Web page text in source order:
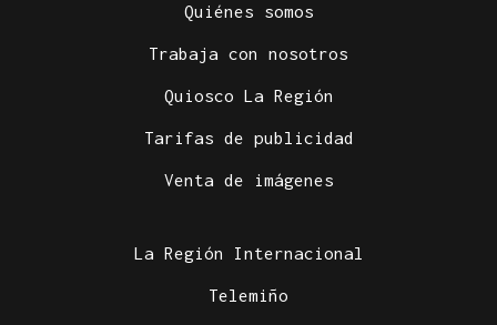
Quiénes somos
Trabaja con nosotros
Quiosco La Región
Tarifas de publicidad
Venta de imágenes
La Región Internacional
Telemiño